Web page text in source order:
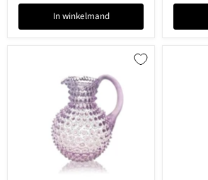
In winkelmand